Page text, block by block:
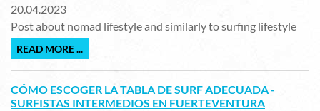
20.04.2023
Post about nomad lifestyle and similarly to surfing lifestyle
READ MORE ...
CÓMO ESCOGER LA TABLA DE SURF ADECUADA -
SURFISTAS INTERMEDIOS EN FUERTEVENTURA